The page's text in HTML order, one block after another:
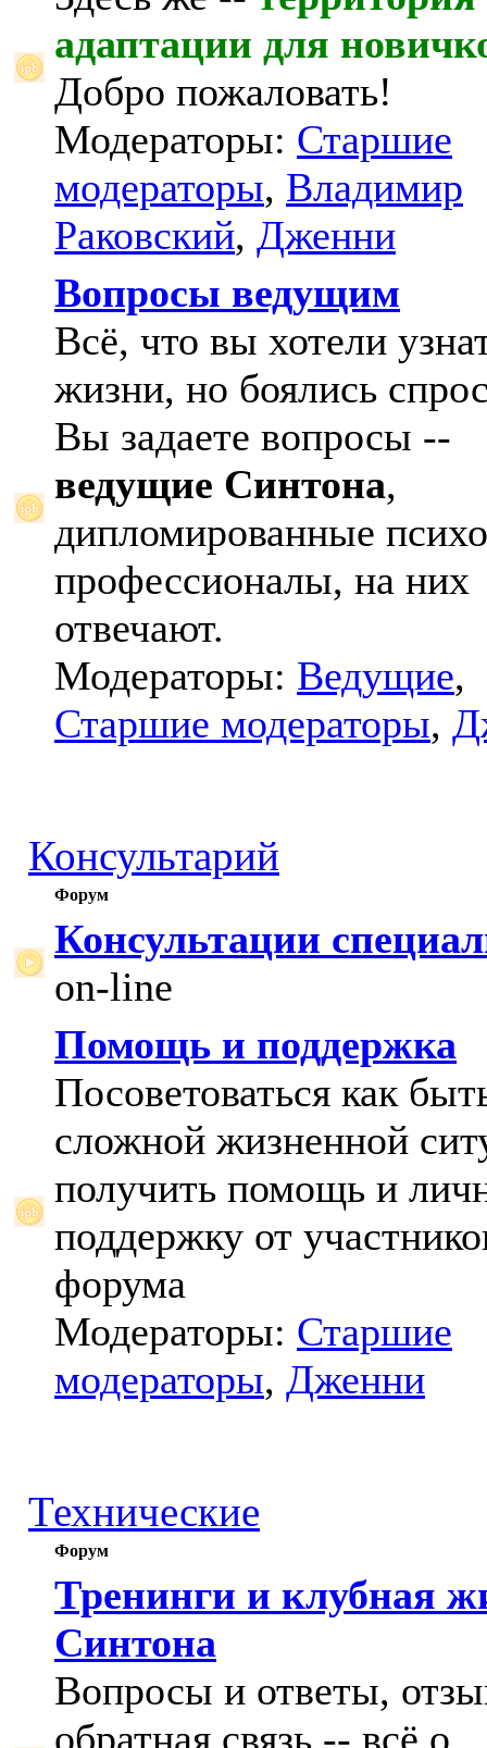
адаптации для
Добро пожаловать!
Модераторы: Старшие
модераторы, Владимир
Раковский, Дженни
Вопросы ведущим
Всё, что вы хотели
жизни, но боялись
Вы задаете вопросы --
ведущие Синтона,
дипломированные
профессионалы, на них
отвечают.
Модераторы: Ведущие,
Старшие модераторы,
Консультарий
Форум
Консультации
on-line
Помощь и поддержка
Посоветоваться как
сложной жизненной
получить помощь и
поддержку от
форума
Модераторы: Старшие
модераторы, Дженни
Технические
Форум
Тренинги и клубная
Синтона
Вопросы и ответы,
обратная связь -- всё о